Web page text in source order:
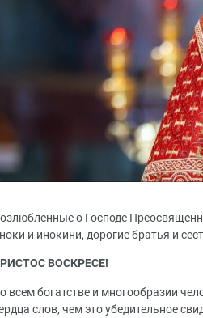
о Господе
и инокини, дорогие братья и
ВОСКРЕСЕ!
всем богатстве и многообразии
слов, чем это убедительное